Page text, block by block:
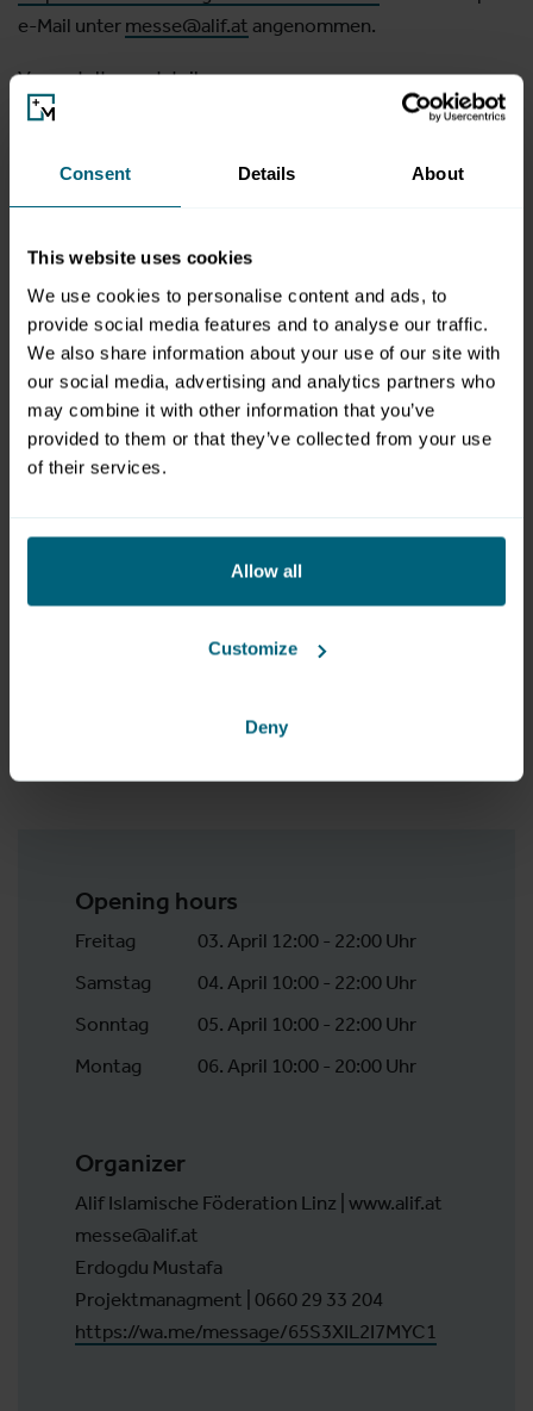
Consent Details About
This website uses cookies
We use cookies to personalise content and ads, to
provide social media features and to analyse our traffic.
We also share information about your use of our site with
our social media, advertising and analytics partners who
may combine it with other information that you’ve
provided to them or that they’ve collected from your use
of their services.
Allow all
Customize
Deny
e-Mail unter messe@alif.at angenommen.
Veranstaltungsdetails:
• Datum: 03. bis 06. April 2026
• Veranstalter: Alif Islamische Föderation Linz | www.alif.at
• Email: messe@alif.at
• Kontakt: Mustafa Erdogdu Projektmanagment | 0660 29
33 204
Video
Opening hours
Freitag
03. April 12:00 - 22:00 Uhr
Samstag
04. April 10:00 - 22:00 Uhr
Sonntag
05. April 10:00 - 22:00 Uhr
Montag
06. April 10:00 - 20:00 Uhr
Organizer
Alif Islamische Föderation Linz | www.alif.at
messe@alif.at
Erdogdu Mustafa
Projektmanagment | 0660 29 33 204
https://wa.me/message/65S3XIL2I7MYC1